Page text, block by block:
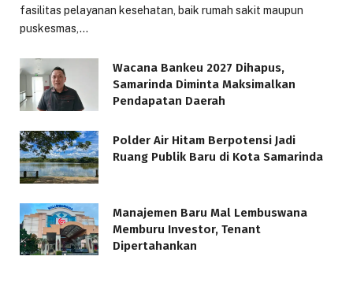
fasilitas pelayanan kesehatan, baik rumah sakit maupun
puskesmas,…
Wacana Bankeu 2027 Dihapus,
Samarinda Diminta Maksimalkan
Pendapatan Daerah
Polder Air Hitam Berpotensi Jadi
Ruang Publik Baru di Kota Samarinda
Manajemen Baru Mal Lembuswana
Memburu Investor, Tenant
Dipertahankan